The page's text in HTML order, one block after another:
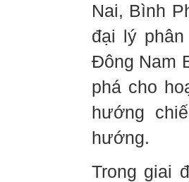
Nai, Bình
đại lý
Đông Nam
phá cho
hướng
hướng.
Trong giai